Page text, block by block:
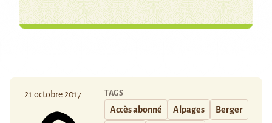
21 octobre 2017 TAGS
Accès abonné Alpages Berger